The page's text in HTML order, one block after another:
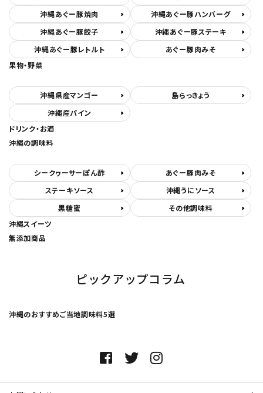
沖縄あぐー豚焼肉
沖縄あぐー豚ハンバーグ
沖縄あぐー豚餃子
沖縄あぐー豚ステーキ
沖縄あぐー豚レトルト
あぐー豚肉みそ
果物・野菜
沖縄県産マンゴー
島らっきょう
沖縄産パイン
ドリンク・お酒
沖縄の調味料
シークヮーサーぽん酢
あぐー豚肉みそ
ステーキソース
沖縄うにソース
黒糖蜜
その他調味料
沖縄スイーツ
無添加商品
ピックアップコラム
沖縄のおすすめご当地調味料5選